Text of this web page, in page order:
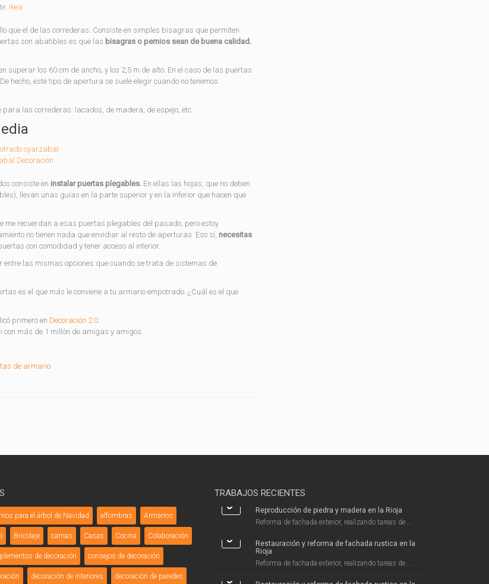
Ikea
que el de las correderas. Consiste en simples bisagras que permiten
son abatibles es que las bisagras o pernios sean de buena calidad.
los 60 cm de ancho, y los 2,5 m de alto. En el caso de las puertas
De hecho, este tipo de apertura se suele elegir cuando no tenemos
las correderas: lacados, de madera, de espejo, etc.
Decoración
consiste en instalar puertas plegables. En ellas las hojas, que no deben
llevan unas guías en la parte superior y en la inferior que hacen que
me recuerdan a esas puertas plegables del pasado, pero estoy
no tienen nada que envidiar al resto de aperturas. Eso sí, necesitas
con comodidad y tener acceso al interior.
las mismas opciones que cuando se trata de sistemas de
es el que más le conviene a tu armario empotrado. ¿Cuál es el que
primero en Decoración 2.0.
con más de 1 millón de amigas y amigos.
de armario
para el árbol de Navidad alfombras Armarios
Bricolaje camas Casas Cocina Colaboración
de decoración consejos de decoración
decoración de interiores decoración de paredes
TRABAJOS RECIENTES
Reproducción de piedra y madera en la Rioja
Reforma de fachada exterior, realizando tareas de ...
Restauración y reforma de fachada rustica en la
Rioja
Reforma de fachada exterior, realizando tareas de ...